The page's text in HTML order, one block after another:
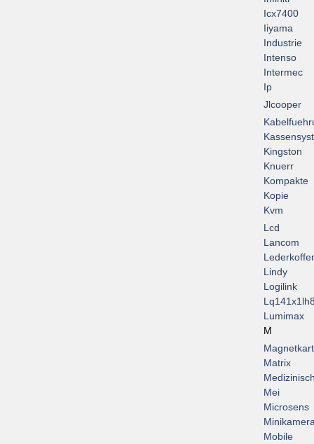
Icx7400
Iiyama
Industrie
Intenso
Intermec
Ip
Jlcooper
Kingston
Knuerr
Kompakte
Kopie
Kvm
Lcd
Lancom
Lederkoffer
Lindy
Logilink
Lumimax
M
Matrix
Mei
Microsens
Mobile